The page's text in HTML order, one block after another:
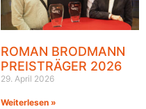
ROMAN BRODMANN
PREISTRÄGER 2026
29. April 2026
Weiterlesen »